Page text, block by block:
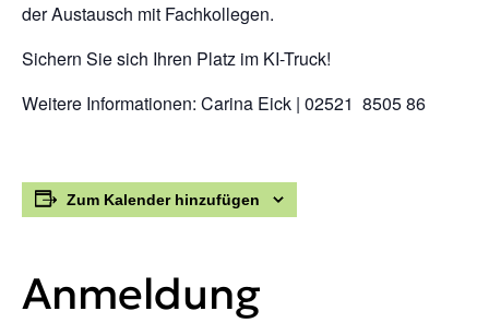
der Austausch mit Fachkollegen.
Sichern Sie sich Ihren Platz im KI-Truck!
Weitere Informationen: Carina Eick | 02521 8505 86
Zum Kalender hinzufügen
Anmeldung